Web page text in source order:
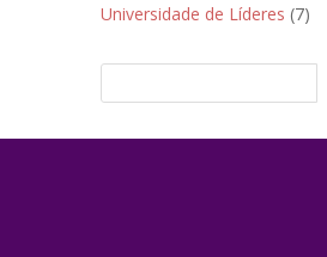
Universidade de Líderes (7)